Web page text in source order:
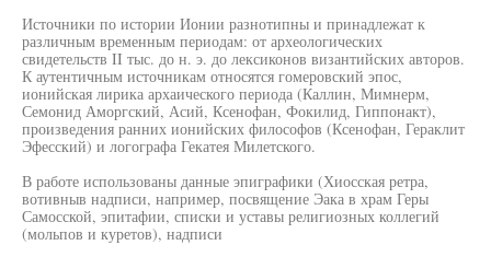
Источники по истории Ионии разнотипны и принадлежат к
различным временным периодам: от археологических
свидетельств II тыс. до н. э. до лексиконов византийских авторов.
К аутентичным источникам относятся гомеровский эпос,
ионийская лирика архаического периода (Каллин, Мимнерм,
Семонид Аморгский, Асий, Ксенофан, Фокилид, Гиппонакт),
произведения ранних ионийских философов (Ксенофан, Гераклит
Эфесский) и логографа Гекатея Милетского.
В работе использованы данные эпиграфики (Хиосская ретра,
вотивныв надписи, например, посвящение Эака в храм Геры
Самосской, эпитафии, списки и уставы религиозных коллегий
(мольпов и куретов), надписи